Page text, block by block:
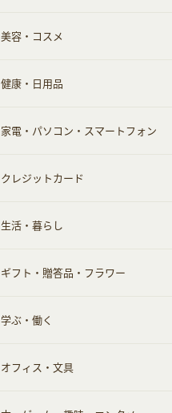
デパート・スーパー
ファッション
インナー・下着
靴・フットウェア
小物・かばん
スーツ・フォーマル
すべて見る
グルメ
ドリンク
お酒
食材宅配
美容・コスメ
すべて見る
スキンケア
メイクアップ
ヘアケア
メンズ美容
美容・ダイエット用品
脱毛用品
健康・日用品
すべて見る
健康食品｜青汁・飲料
健康食品｜乳酸菌・ケフィア
健康食品｜その他
スポーツ・フィットネス
日用品・薬局・からだ
家電・パソコン・スマートフォン
すべて見る
家電・パソコン・ソフトウェア
スマホ・携帯電話・SIM
クレジットカード
すべて見る
クレジットカード
生活・暮らし
すべて見る
車情報・カーシェア・レンタル
お役立ち
ギフト・贈答品・フラワー
すべて見る
ギフト・贈答品
学ぶ・働く
すべて見る
オフィス・文具